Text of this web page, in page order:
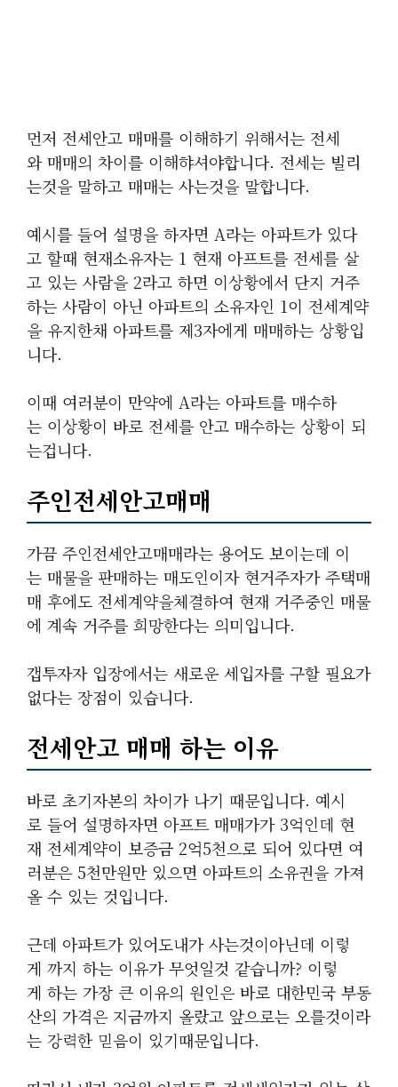
먼저 전세안고 매매를 이해하기 위해서는 전세
와 매매의 차이를 이해햐셔야합니다. 전세는 빌리
는것을 말하고 매매는 사는것을 말합니다.
예시를 들어 설명을 하자면 A라는 아파트가 있다
고 할때 현재소유자는 1 현재 아프트를 전세를 살
고 있는 사람을 2라고 하면 이상황에서 단지 거주
하는 사람이 아닌 아파트의 소유자인 1이 전세계약
을 유지한채 아파트를 제3자에게 매매하는 상황입
니다.
이때 여러분이 만약에 A라는 아파트를 매수하
는 이상황이 바로 전세를 안고 매수하는 상황이 되
는겁니다.
주인전세안고매매
가끔 주인전세안고매매라는 용어도 보이는데 이
는 매물을 판매하는 매도인이자 현거주자가 주택매
매 후에도 전세계약을체결하여 현재 거주중인 매물
에 계속 거주를 희망한다는 의미입니다.
갭투자자 입장에서는 새로운 세입자를 구할 필요가
없다는 장점이 있습니다.
전세안고 매매 하는 이유
바로 초기자본의 차이가 나기 때문입니다. 예시
로 들어 설명하자면 아프트 매매가가 3억인데 현
재 전세계약이 보증금 2억5천으로 되어 있다면 여
러분은 5천만원만 있으면 아파트의 소유권을 가져
올 수 있는 것입니다.
근데 아파트가 있어도내가 사는것이아닌데 이렇
게 까지 하는 이유가 무엇일것 같습니까? 이렇
게 하는 가장 큰 이유의 원인은 바로 대한민국 부동
산의 가격은 지금까지 올랐고 앞으로는 오를것이라
는 강력한 믿음이 있기때문입니다.